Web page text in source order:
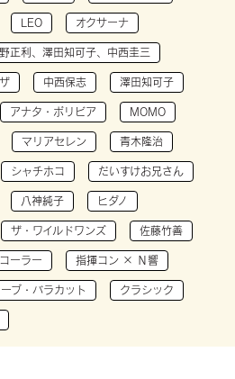
LEO オクサーナ
正利、澤田知可子、中西圭三
中西保志 澤田知可子
アナタ・ボリビア MOMO
マリアセレン 青木隆治
シャチホコ だいすけお兄さん
八神純子 ヒダノ
ザ・ワイルドワンズ 佐藤竹善
ーラー 指揮コン × Ｎ響
ブ・バラカット クラシック